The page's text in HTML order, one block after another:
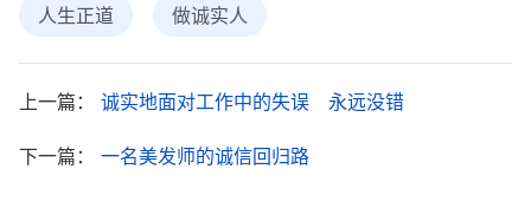
里的生产，晚上我会加班修好的。老板听后信以为
其实这些空调我都已经修好了，但为了让老板更相信
人生正道 做诚实人
上一篇： 诚实地面对工作中的失误 永远没错
下一篇： 一名美发师的诚信回归路